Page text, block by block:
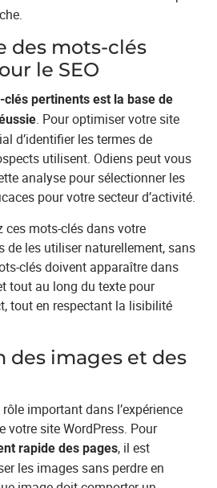
des mots-clés
le SEO
clés pertinents est la base de
. Pour optimiser votre site
d’identifier les termes de
utilisent. Odiens peut vous
analyse pour sélectionner les
pour votre secteur d’activité.
ces mots-clés dans votre
de les utiliser naturellement, sans
clés doivent apparaître dans
tout au long du texte pour
tout en respectant la lisibilité
des images et des
important dans l’expérience
votre site WordPress. Pour
rapide des pages, il est
les images sans perdre en